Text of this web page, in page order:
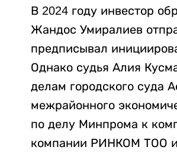
В 2024 году инвестор
Жандос Умиралиев
предписывал
Однако судья Алия
делам городского суда
межрайонного
по делу Минпрома к
компании РИНКОМ ТОО